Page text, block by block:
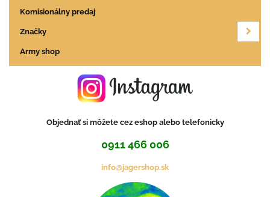
Komisionálny predaj
Značky
Army shop
Objednať si môžete cez eshop alebo telefonicky
0911 466 006
info@jagershop.sk